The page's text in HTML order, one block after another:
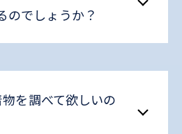
のでしょうか？
を調べて欲しいの